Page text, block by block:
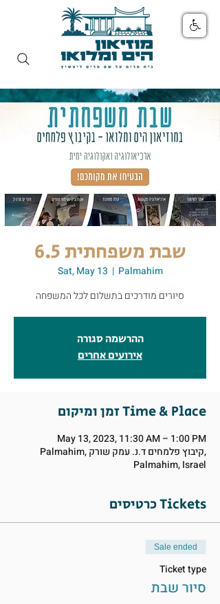
שבת משפחתית 6.5
Sat, May 13
  |
Palmahim
ההרשמה סגורה
אירועים אחרים
זמן ומיקום Time & Place
May 13, 2023, 11:30 AM – 1:00 PM
Palmahim, קיבוץ פלמחים ד.נ. עמק שורק,
Palmahim, Israel
כרטיסים Tickets
Sale ended
Ticket type
סיור שבת